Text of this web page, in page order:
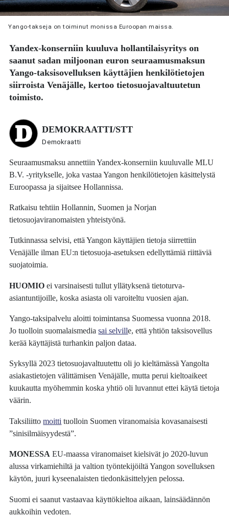
Yango-takseja on toiminut monissa Euroopan maissa.
Yandex-konserniin kuuluva hollantilaisyritys on
saanut sadan miljoonan euron seuraamusmaksun
Yango-taksisovelluksen käyttäjien henkilötietojen
siirroista Venäjälle, kertoo tietosuojavaltuutetun
toimisto.
DEMOKRAATTI/STT
Demokraatti
Seuraamusmaksu annettiin Yandex-konserniin kuuluvalle MLU
B.V. -yritykselle, joka vastaa Yangon henkilötietojen käsittelystä
Euroopassa ja sijaitsee Hollannissa.
Ratkaisu tehtiin Hollannin, Suomen ja Norjan
tietosuojaviranomaisten yhteistyönä.
Tutkinnassa selvisi, että Yangon käyttäjien tietoja siirrettiin
Venäjälle ilman EU:n tietosuoja-asetuksen edellyttämiä riittäviä
suojatoimia.
HUOMIO ei varsinaisesti tullut yllätyksenä tietoturva-
asiantuntijoille, koska asiasta oli varoiteltu vuosien ajan.
Yango-taksipalvelu aloitti toimintansa Suomessa vuonna 2018.
Jo tuolloin suomalaismediasai selville, että yhtiön taksisovellus
kerää käyttäjistä turhankin paljon dataa.
Syksyllä 2023 tietosuojavaltuutettu oli jo kieltämässä Yangolta
asiakastietojen välittämisen Venäjälle, mutta perui kieltoaikeet
kuukautta myöhemmin koska yhtiö oli luvannut ettei käytä tietoja
väärin.
Taksiliittomoitti tuolloin Suomen viranomaisia kovasanaisesti
”sinisilmäisyydestä”.
MONESSA EU-maassa viranomaiset kielsivät jo 2020-luvun
alussa virkamiehiltä ja valtion työntekijöiltä Yangon sovelluksen
käytön, juuri kyseenalaisten tiedonkäsittelyjen pelossa.
Suomi ei saanut vastaavaa käyttökieltoa aikaan, lainsäädännön
aukkoihin vedoten.